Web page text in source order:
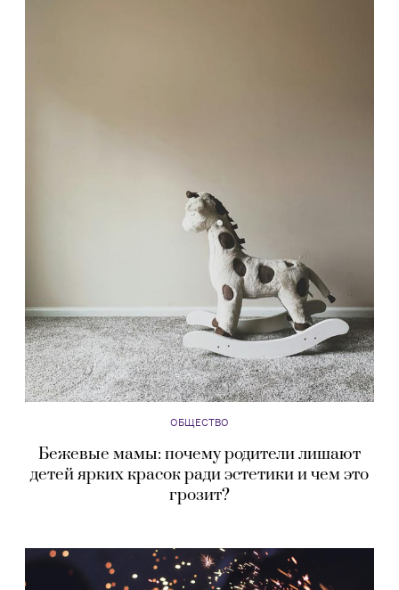
ОБЩЕСТВО
Бежевые мамы: почему родители лишают
детей ярких красок ради эстетики и чем это
грозит?